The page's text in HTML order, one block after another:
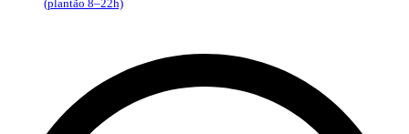
(plantão 8–22h)